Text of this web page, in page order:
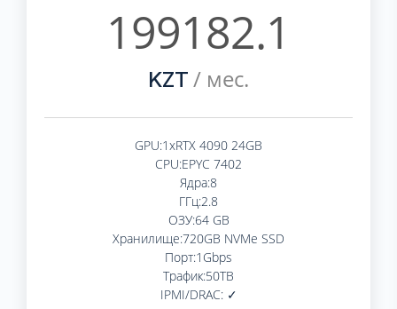
199182.1
KZT / мес.
GPU:1xRTX 4090 24GB
CPU:EPYC 7402
Ядра:8
ГГц:2.8
ОЗУ:64 GB
Хранилище:720GB NVMe SSD
Порт:1Gbps
Трафик:50TB
IPMI/DRAC: ✓